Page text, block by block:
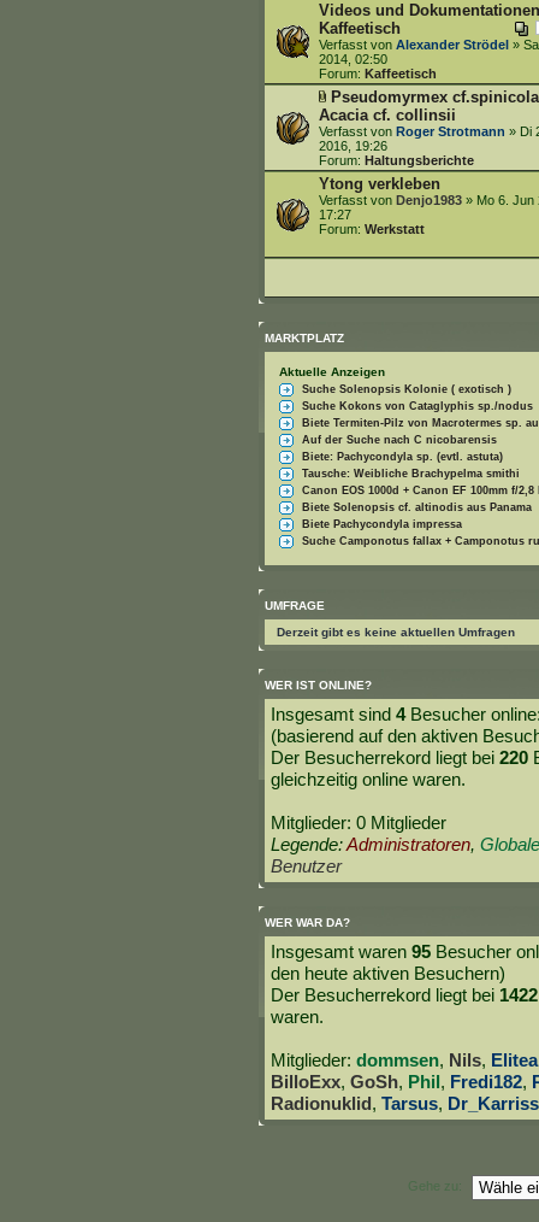
Videos und
Kaffeetisch
Verfasst von Alexander Strödel» Sa
2014, 02:50
Forum: Kaffeetisch
Pseudomyrmex
Acacia cf. collinsii
Verfasst von Roger Strotmann » Di
2016, 19:26
Forum: Haltungsberichte
Ytong verkleben
Verfasst von Denjo1983» Mo 6. Jun
17:27
Forum: Werkstatt
MARKTPLATZ
Aktuelle Anzeigen
Suche Solenopsis Kolonie ( exotisch )
Suche Kokons von Cataglyphis sp./nodus
Biete Termiten-Pilz von Macrotermes sp.
Auf der Suche nach C nicobarensis
Biete: Pachycondyla sp. (evtl. astuta)
Tausche: Weibliche Brachypelma smithi
Canon EOS 1000d + Canon EF 100mm f/
Biete Solenopsis cf. altinodis aus Panama
Biete Pachycondyla impressa
Suche Camponotus fallax + Camponotus
UMFRAGE
Derzeit gibt es keine aktuellen Umfragen
WER IST ONLINE?
Insgesamt sind 4Besucher
(basierend auf den aktiven
Der Besucherrekord liegt bei 220
gleichzeitig online waren.
Mitglieder: 0 Mitglieder
Legende:Administratoren,
Benutzer
WER WAR DA?
Insgesamt waren 95Besucher
den heute aktiven Besuchern)
Der Besucherrekord liegt bei 1422
waren.
Mitglieder: dommsen, Nils,
BilloExx, GoSh, Phil , Fredi182,
Radionuklid , Tarsus,
Gehe zu: